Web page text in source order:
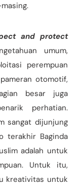
and protect
umum,
perempuan
otomotif,
besar juga
perhatian.
sangat dijunjung
terakhir Baginda
adalah untuk
Untuk itu,
kreativitas untuk